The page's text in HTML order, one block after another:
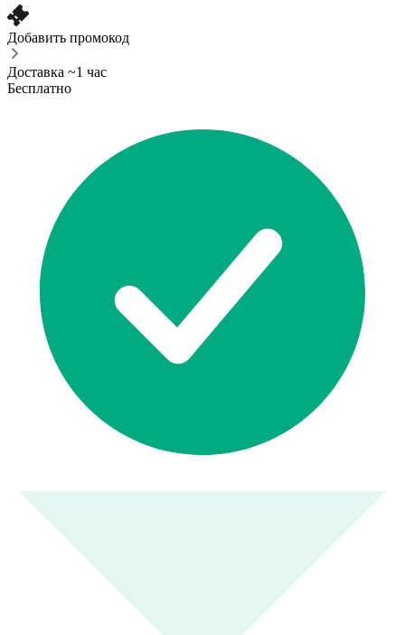
Добавить промокод
Доставка ~1 час
Бесплатно